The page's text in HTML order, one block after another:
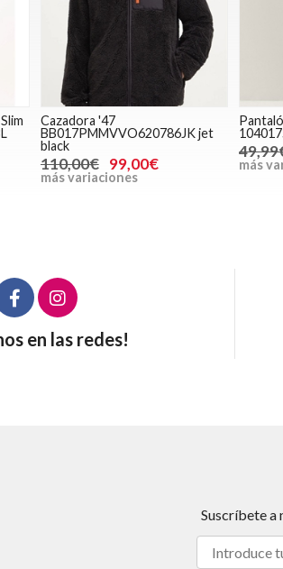
Cazadora '47
BB017PMMVVO620786JK jet
black
110,00€ 99,00€
más variaciones
más
en las redes!
Suscríbete a